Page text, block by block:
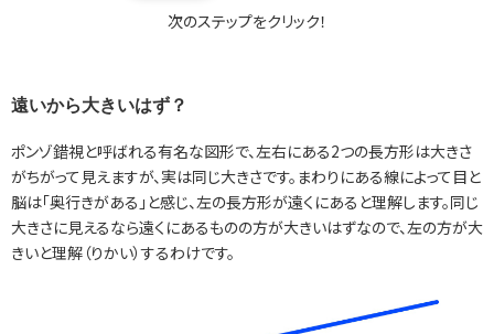
次のステップをクリック！
遠いから大きいはず？
ポンゾ錯視と呼ばれる有名な図形で、左右にある2つの長方形は大きさ
がちがって見えますが、実は同じ大きさです。まわりにある線によって目と
脳は「奥行きがある」と感じ、左の長方形が遠くにあると理解します。同じ
大きさに見えるなら遠くにあるものの方が大きいはずなので、左の方が大
きいと理解（りかい）するわけです。